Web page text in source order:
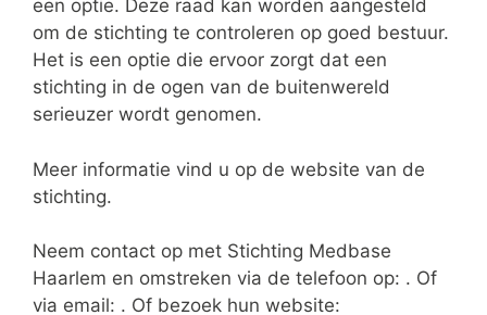
een optie. Deze raad kan worden aangesteld
om de stichting te controleren op goed bestuur.
Het is een optie die ervoor zorgt dat een
stichting in de ogen van de buitenwereld
serieuzer wordt genomen.
Meer informatie vind u op de website van de
stichting.
Neem contact op met Stichting Medbase
Haarlem en omstreken via de telefoon op: . Of
via email: . Of bezoek hun website: